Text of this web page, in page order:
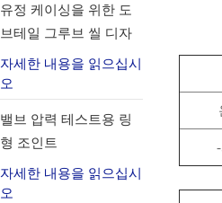
유정 케이싱을 위한 도
브테일 그루브 씰 디자
인
자세한 내용을 읽으십시
오
밸브 압력 테스트용 링
형 조인트
자세한 내용을 읽으십시
오